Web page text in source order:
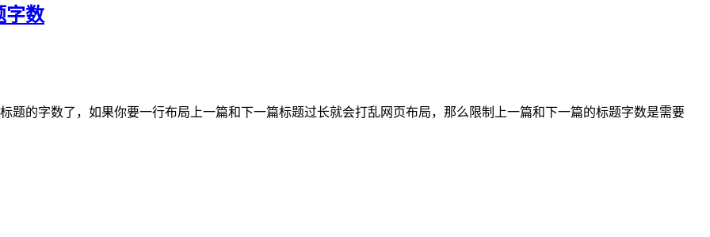
字数
题的字数了，如果你要一行布局上一篇和下一篇标题过长就会打乱网页布局，那么限制上一篇和下一篇的标题字数是需要